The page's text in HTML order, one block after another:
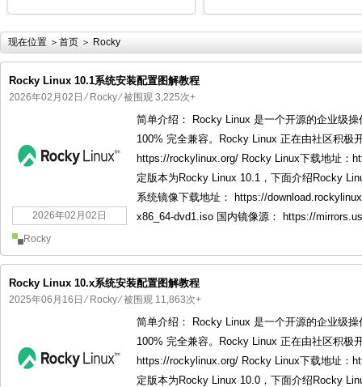
现在位置 ＞ 首页 ＞ Rocky
Rocky Linux 10.1系统安装配置图解教程
2026年02月02日 ⁄ Rocky⁄ 被围观 3,225次+
2026年02月02日
简单介绍： Rocky Linux 是一个开源的企业级
100% 完全兼容。Rocky Linux 正在由社区积极
https://rockylinux.org/ Rocky Linux下载地址：
定版本为Rocky Linux 10.1，下面介绍Rocky
系统镜像下载地址： https://
x86_64-dvd1.iso 国内镜像源： https://
Rocky
Rocky Linux 10.x系统安装配置图解教程
2025年06月16日 ⁄ Rocky⁄ 被围观 11,863次+
简单介绍： Rocky Linux 是一个开源的企业级
100% 完全兼容。Rocky Linux 正在由社区积极
https://rockylinux.org/ Rocky Linux下载地址：
定版本为Rocky Linux 10.0，下面介绍Rocky